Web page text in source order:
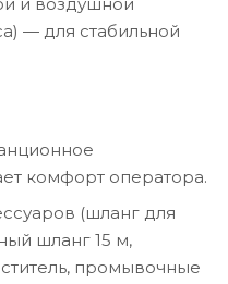
— для стабильной
комфорт оператора.
(шланг для
шланг 15 м,
промывочные